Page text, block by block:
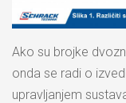
Ako su brojke
onda se radi o
upravljanjem